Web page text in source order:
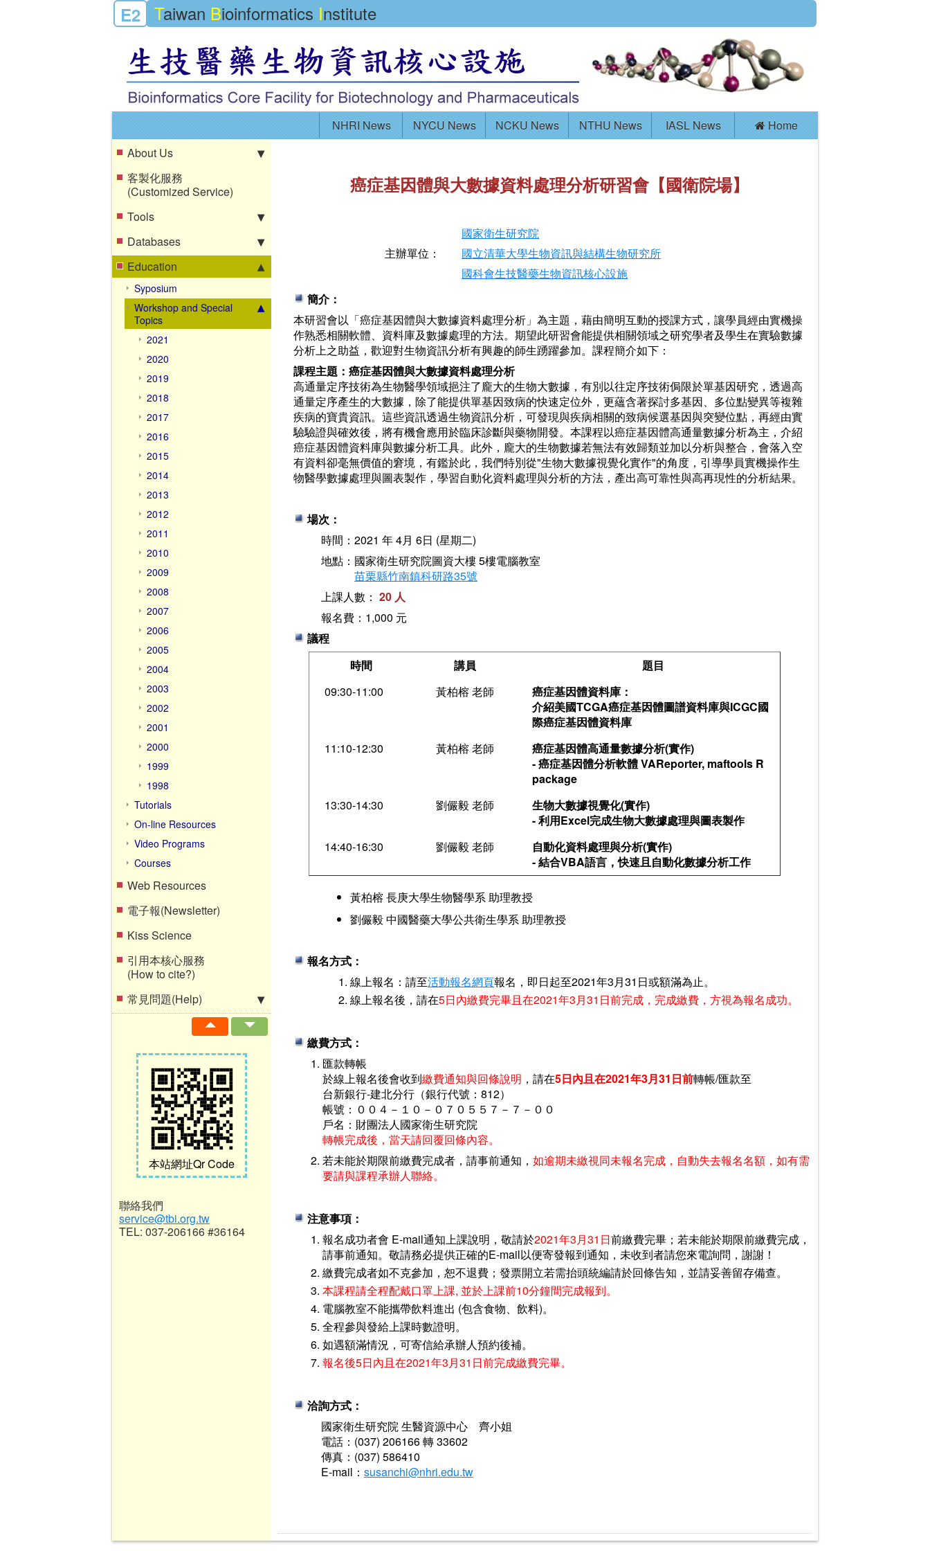
E2 Taiwan Bioinformatics Institute
NHRI News NYCU News NCKU News NTHU News IASL News
Home
About Us
客製化服務
(Customized Service)
Tools
Databases
Education
Syposium
Workshop and Special
Topics
2021
2020
2019
2018
2017
2016
2015
2014
2013
2012
2011
2010
2009
2008
2007
2006
2005
2004
2003
2002
2001
2000
1999
1998
Tutorials
On-line Resources
Video Programs
Courses
Web Resources
電子報(Newsletter)
Kiss Science
引用本核心服務
(How to cite?)
常見問題(Help)
本站網址Qr Code
聯絡我們
service@tbi.org.tw
TEL: 037-206166 #36164
癌症基因體與大數據資料處理分析研習會【國衛院場】
主辦單位：
國家衛生研究院
國立清華大學生物資訊與結構生物研究所
國科會生技醫藥生物資訊核心設施
簡介：
本研習會以「癌症基因體與大數據資料處理分析」為主題，藉由簡明互動的授課方式，讓學員經由實機操
作熟悉相關軟體、資料庫及數據處理的方法。期望此研習會能提供相關領域之研究學者及學生在實驗數據
分析上之助益，歡迎對生物資訊分析有興趣的師生踴躍參加。課程簡介如下：
課程主題：癌症基因體與大數據資料處理分析
高通量定序技術為生物醫學領域挹注了龐大的生物大數據，有別以往定序技術侷限於單基因研究，透過高
通量定序產生的大數據，除了能提供單基因致病的快速定位外，更蘊含著探討多基因、多位點變異等複雜
疾病的寶貴資訊。這些資訊透過生物資訊分析，可發現與疾病相關的致病候選基因與突變位點，再經由實
驗驗證與確效後，將有機會應用於臨床診斷與藥物開發。本課程以癌症基因體高通量數據分析為主，介紹
癌症基因體資料庫與數據分析工具。此外，龐大的生物數據若無法有效歸類並加以分析與整合，會落入空
有資料卻毫無價值的窘境，有鑑於此，我們特別從"生物大數據視覺化實作"的角度，引導學員實機操作生
物醫學數據處理與圖表製作，學習自動化資料處理與分析的方法，產出高可靠性與高再現性的分析結果。
場次：
時間：2021 年 4月 6日 (星期二)
地點：國家衛生研究院圖資大樓 5樓電腦教室
苗栗縣竹南鎮科研路35號
上課人數： 20 人
報名費：1,000 元
議程
時間
講員
題目
09:30-11:00
黃柏榕 老師
癌症基因體資料庫：
介紹美國TCGA癌症基因體圖譜資料庫與ICGC國
際癌症基因體資料庫
11:10-12:30
黃柏榕 老師
癌症基因體高通量數據分析(實作)
- 癌症基因體分析軟體 VAReporter, maftools R
package
13:30-14:30
劉儼毅 老師
生物大數據視覺化(實作)
- 利用Excel完成生物大數據處理與圖表製作
14:40-16:30
劉儼毅 老師
自動化資料處理與分析(實作)
- 結合VBA語言，快速且自動化數據分析工作
黃柏榕 長庚大學生物醫學系 助理教授
劉儼毅 中國醫藥大學公共衛生學系 助理教授
報名方式：
線上報名：請至活動報名網頁報名，即日起至2021年3月31日或額滿為止。
線上報名後，請在5日內繳費完畢且在2021年3月31日前完成，完成繳費，方視為報名成功。
繳費方式：
匯款轉帳
於線上報名後會收到繳費通知與回條說明 ，請在5日內且在2021年3月31日前轉帳/匯款至
台新銀行-建北分行（銀行代號：812）
帳號：００４－１０－０７０５５７－７－００
戶名：財團法人國家衛生研究院
轉帳完成後，當天請回覆回條內容。
若未能於期限前繳費完成者，請事前通知， 如逾期未繳視同未報名完成，自動失去報名名額，如有需
要請與課程承辦人聯絡。
注意事項：
報名成功者會 E-mail通知上課說明，敬請於2021年3月31日前繳費完畢；若未能於期限前繳費完成，
請事前通知。敬請務必提供正確的E-mail以便寄發報到通知，未收到者請您來電詢問，謝謝！
繳費完成者如不克參加，恕不退費；發票開立若需抬頭統編請於回條告知，並請妥善留存備查。
本課程請全程配戴口罩上課, 並於上課前10分鐘間完成報到。
電腦教室不能攜帶飲料進出 (包含食物、飲料)。
全程參與發給上課時數證明。
如遇額滿情況，可寄信給承辦人預約後補。
報名後5日內且在2021年3月31日前完成繳費完畢。
洽詢方式：
國家衛生研究院 生醫資源中心 齊小姐
電話：(037) 206166 轉 33602
傳真：(037) 586410
E-mail： susanchi@nhri.edu.tw